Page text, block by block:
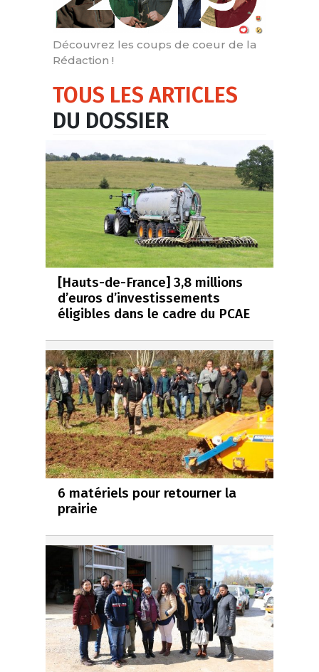
Découvrez les coups de coeur de la
Rédaction !
TOUS LES ARTICLES
DU DOSSIER
[Hauts-de-France] 3,8 millions
d’euros d’investissements
éligibles dans le cadre du PCAE
6 matériels pour retourner la
prairie